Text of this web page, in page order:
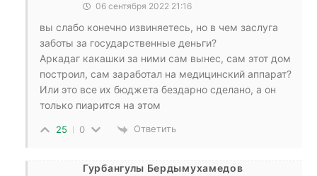
06 сентября 2022 21:16
вы слабо конечно извиняетесь, но в чем заслуга
заботы за государственные деньги?
Аркадаг какашки за ними сам вынес, сам этот дом
построил, сам заработал на медицинский аппарат?
Или это все их бюджета бездарно сделано, а он
только пиарится на этом
25 0 Ответить
Гурбангулы Бердымухамедов